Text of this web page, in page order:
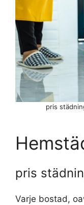
pris
pris
Varje bostad,